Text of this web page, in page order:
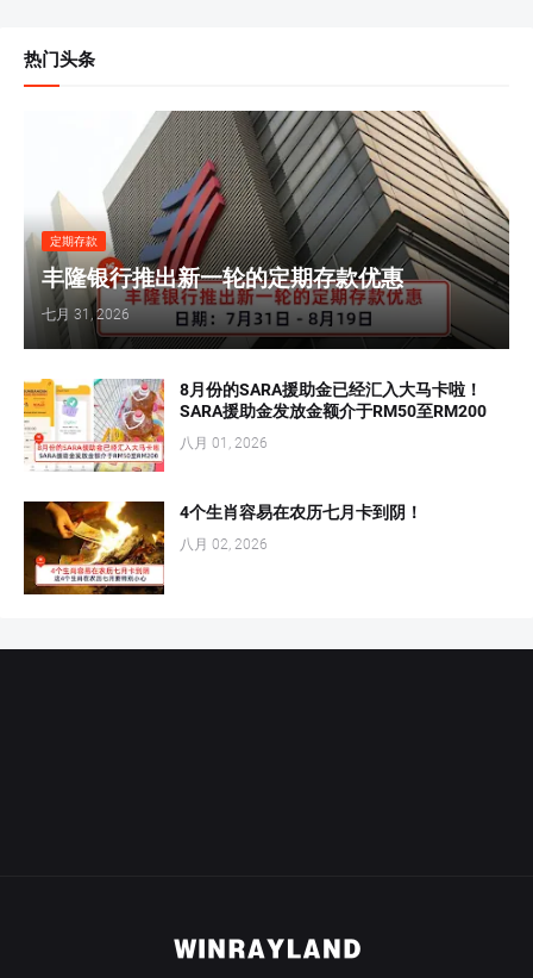
热门头条
定期存款
丰隆银行推出新一轮的定期存款优惠
七月 31, 2026
8月份的SARA援助金已经汇入大马卡啦！
SARA援助金发放金额介于RM50至RM200
八月 01, 2026
4个生肖容易在农历七月卡到阴！
八月 02, 2026